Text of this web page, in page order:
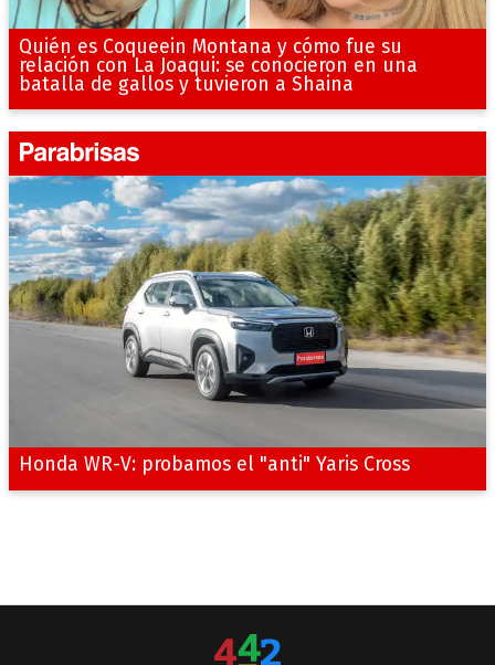
Quién es Coqueein Montana y cómo fue su
relación con La Joaqui: se conocieron en una
batalla de gallos y tuvieron a Shaina
Honda WR-V: probamos el "anti" Yaris Cross